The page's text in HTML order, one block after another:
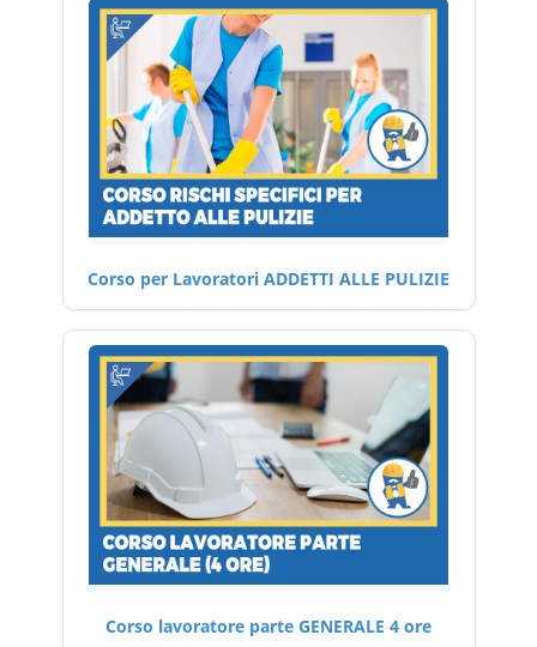
Corso per Lavoratori ADDETTI ALLE PULIZIE
Corso lavoratore parte GENERALE 4 ore